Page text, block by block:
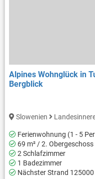
Alpines Wohnglück in
Bergblick
Slowenien
Ferienwohnung (1 - 5
69 m² / 2. Obergeschoss
2 Schlafzimmer
1 Badezimmer
Nächster Strand 125000